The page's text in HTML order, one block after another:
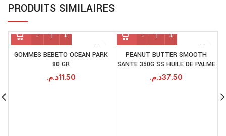
PRODUITS SIMILAIRES
GOMMES BEBETO OCEAN PARK
80 GR
11.50د.م.
PEANUT BUTTER SMOOTH
SANTE 350G SS HUILE DE PALME
37.50د.م.